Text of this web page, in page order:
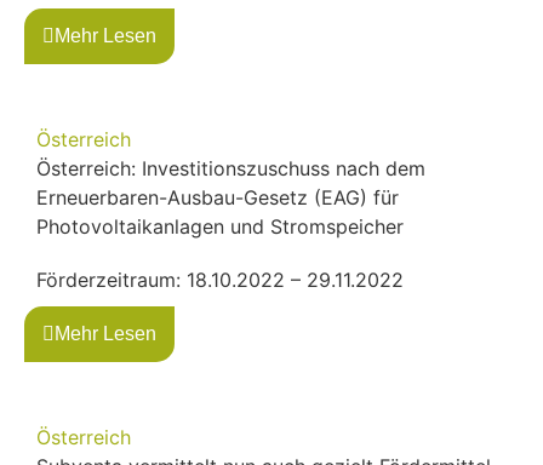
Mehr Lesen
Österreich
Österreich: Investitionszuschuss nach dem
Erneuerbaren-Ausbau-Gesetz (EAG) für
Photovoltaikanlagen und Stromspeicher
Förderzeitraum: 18.10.2022 – 29.11.2022
Mehr Lesen
Österreich